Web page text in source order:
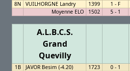
8N
VUILHORGNE Landry 1399 1 - F
Moyenne ELO
1502 5 - 1
A.L.B.C.S.
Grand
Quevilly
1B JAVOR Besim (-4.20) 1723 0 - 1